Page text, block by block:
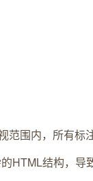
范围内，所有标
HTML结构，导